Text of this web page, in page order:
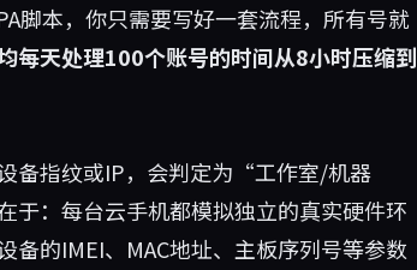
脚本，你只需要写好一套流程，所有号就
每天处理100个账号的时间从8小时压缩到
备指纹或IP，会判定为“工作室/机器
：每台云手机都模拟独立的真实硬件环
的IMEI、MAC地址、主板序列号等参数